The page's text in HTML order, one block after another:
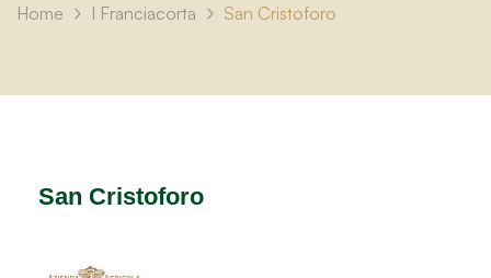
Home I Franciacorta San Cristoforo
San Cristoforo